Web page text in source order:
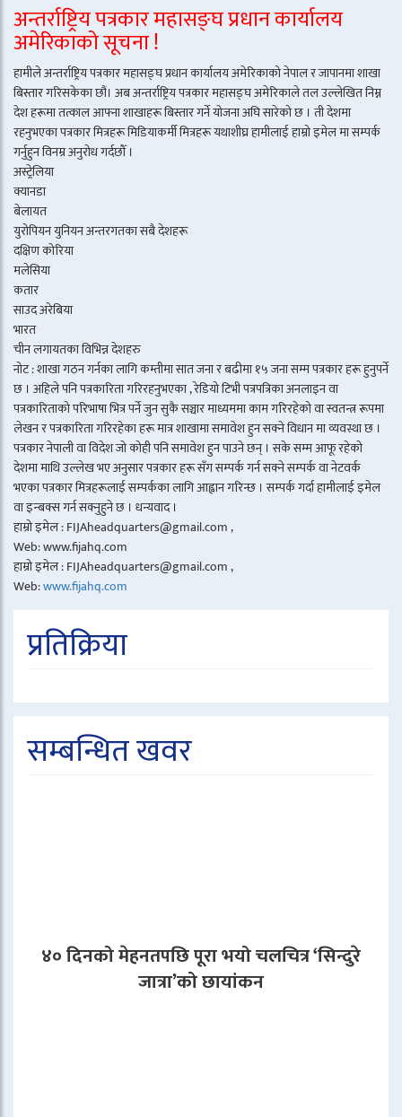
अन्तर्राष्ट्रिय पत्रकार महासङ्घ प्रधान कार्यालय
अमेरिकाको सूचना !
हामीले अन्तर्राष्ट्रिय पत्रकार महासङ्घ प्रधान कार्यालय अमेरिकाको नेपाल र जापानमा शाखा
बिस्तार गरिसकेका छौं। अब अन्तर्राष्ट्रिय पत्रकार महासङ्घ अमेरिकाले तल उल्लेखित निम्न
देश हरूमा तत्काल आफ्ना शाखाहरू बिस्तार गर्ने योजना अघि सारेको छ । ती देशमा
रहनुभएका पत्रकार मित्रहरू मिडियाकर्मी मित्रहरू यथाशीघ्र हामीलाई हाम्रो इमेल मा सम्पर्क
गर्नुहुन विनम्र अनुरोध गर्दछौँ ।
अस्ट्रेलिया
क्यानडा
बेलायत
युरोपियन युनियन अन्तरगतका सबै देशहरू
दक्षिण कोरिया
मलेसिया
कतार
साउद अरेबिया
भारत
चीन लगायतका विभिन्न देशहरु
नोट : शाखा गठन गर्नका लागि कम्तीमा सात जना र बढीमा १५ जना सम्म पत्रकार हरू हुनुपर्ने
छ । अहिले पनि पत्रकारिता गरिरहनुभएका , रेडियो टिभी पत्रपत्रिका अनलाइन वा
पत्रकारिताको परिभाषा भित्र पर्ने जुन सुकै सञ्चार माध्यममा काम गरिरहेको वा स्वतन्त्र रूपमा
लेखन र पत्रकारिता गरिरहेका हरू मात्र शाखामा समावेश हुन सक्ने विधान मा व्यवस्था छ ।
पत्रकार नेपाली वा विदेश जो कोही पनि समावेश हुन पाउने छन् । सके सम्म आफू रहेको
देशमा माथि उल्लेख भए अनुसार पत्रकार हरू सँग सम्पर्क गर्न सक्ने सम्पर्क वा नेटवर्क
भएका पत्रकार मित्रहरूलाई सम्पर्कका लागि आह्वान गरिन्छ । सम्पर्क गर्दा हामीलाई इमेल
वा इन्बक्स गर्न सक्नुहुने छ । धन्यवाद ।
हाम्रो इमेल : FIJAheadquarters@gmail.com ,
Web: www.fijahq.com
हाम्रो इमेल : FIJAheadquarters@gmail.com ,
Web:www.fijahq.com
प्रतिक्रिया
सम्बन्धित खवर
४० दिनको मेहनतपछि पूरा भयो चलचित्र ‘सिन्दुरे
जात्रा’को छायांकन